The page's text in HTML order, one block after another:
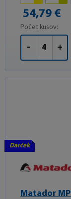
54,79 €
Počet kusov:
- +
Darček
Matador